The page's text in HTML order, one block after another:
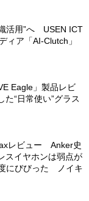
活用”へ USEN ICT
ィア「AI-Clutch」
Eagle」製品レビ
“日常使い”グラス
レビュー Anker史
スイヤホンは弱点が
にびびった ノイキ